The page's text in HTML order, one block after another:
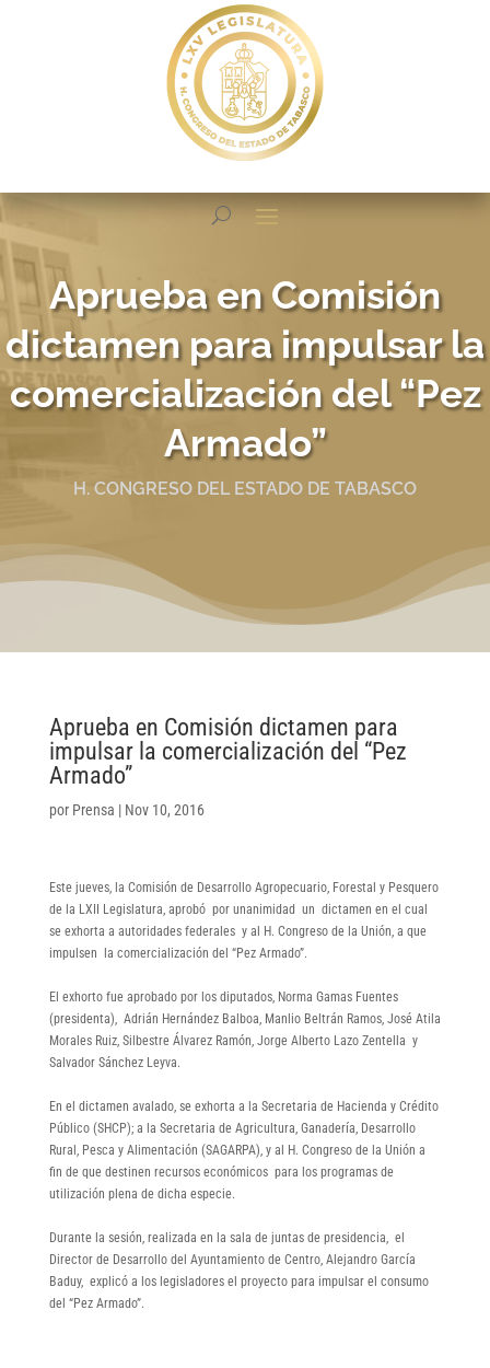
Aprueba en Comisión
dictamen para impulsar la
comercialización del “Pez
Armado”
H. CONGRESO DEL ESTADO DE TABASCO
Aprueba en Comisión dictamen para
impulsar la comercialización del “Pez
Armado”
por Prensa | Nov 10, 2016
Este jueves, la Comisión de Desarrollo Agropecuario, Forestal y Pesquero
de la LXII Legislatura, aprobó por unanimidad un dictamen en el cual
se exhorta a autoridades federales y al H. Congreso de la Unión, a que
impulsen la comercialización del “Pez Armado”.
El exhorto fue aprobado por los diputados, Norma Gamas Fuentes
(presidenta), Adrián Hernández Balboa, Manlio Beltrán Ramos, José Atila
Morales Ruiz, Silbestre Álvarez Ramón, Jorge Alberto Lazo Zentella y
Salvador Sánchez Leyva.
En el dictamen avalado, se exhorta a la Secretaria de Hacienda y Crédito
Público (SHCP); a la Secretaria de Agricultura, Ganadería, Desarrollo
Rural, Pesca y Alimentación (SAGARPA), y al H. Congreso de la Unión a
fin de que destinen recursos económicos para los programas de
utilización plena de dicha especie.
Durante la sesión, realizada en la sala de juntas de presidencia, el
Director de Desarrollo del Ayuntamiento de Centro, Alejandro García
Baduy, explicó a los legisladores el proyecto para impulsar el consumo
del “Pez Armado”.